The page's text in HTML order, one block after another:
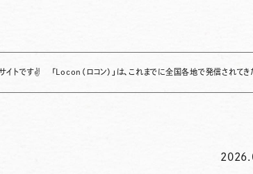
「Locon（ロコン）」は、これまでに全国各地で発信されてきた地域情